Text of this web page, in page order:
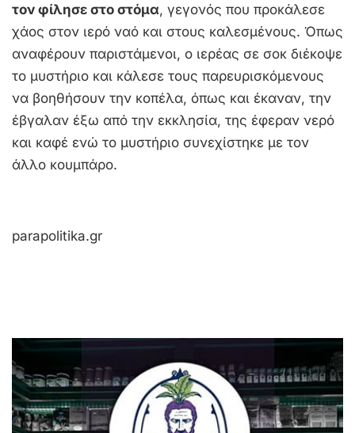
τον φίλησε στο στόμα, γεγονός που προκάλεσε
χάος στον ιερό ναό και στους καλεσμένους. Όπως
αναφέρουν παριστάμενοι, ο ιερέας σε σοκ διέκοψε
το μυστήριο και κάλεσε τους παρευρισκόμενους
να βοηθήσουν την κοπέλα, όπως και έκαναν, την
έβγαλαν έξω από την εκκλησία, της έφεραν νερό
και καφέ ενώ το μυστήριο συνεχίστηκε με τον
άλλο κουμπάρο.
parapolitika.gr